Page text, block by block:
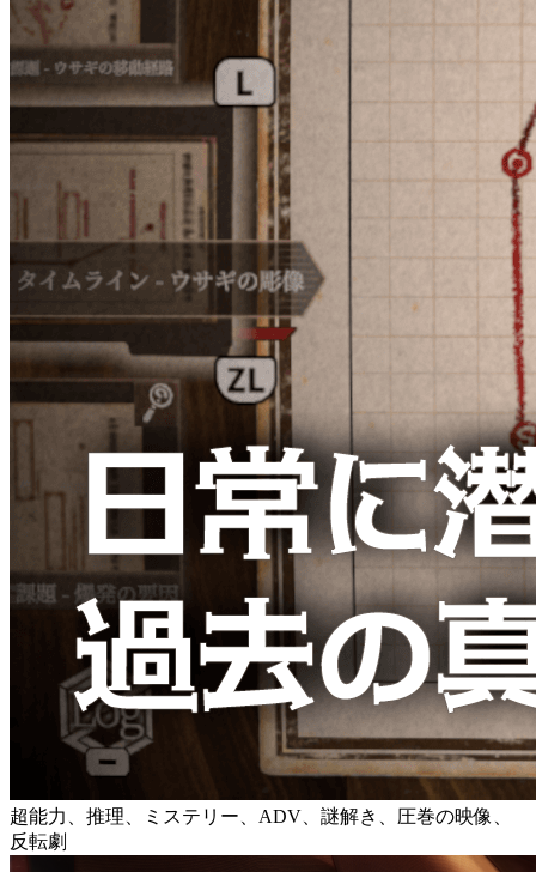
超能力、推理、ミステリー、ADV、謎解き、圧巻の映像、
反転劇